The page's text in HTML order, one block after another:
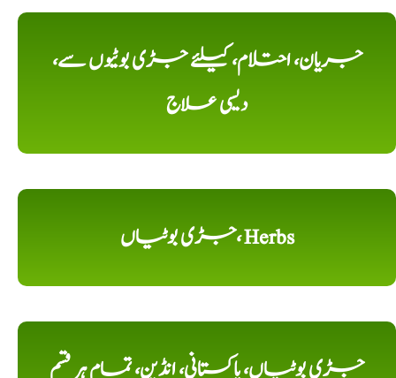
جریان، احتلام، کیلئے جڑی بوٹیوں سے،
دیسی علاج
جڑی بوٹیاں، Herbs
جڑی بوٹیاں، پاکستانی، انڈین، تمام ہر قسم